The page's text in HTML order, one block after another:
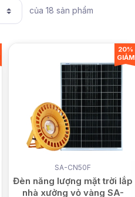
của 18 sản phẩm
SA-CN50F
Đèn năng lượng mặt trời lắp
nhà xưởng vỏ vàng SA-
20%
GIẢM